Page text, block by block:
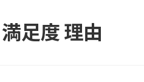
足度 理由